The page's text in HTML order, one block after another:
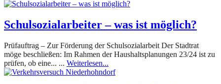
Schulsozialarbeiter – was ist möglich?
Prüfauftrag – Zur Förderung der Schulsozialarbeit Der Stadtrat
möge beschließen: Im Rahmen der Haushaltsplanungen 23/24 ist zu
prüfen, ob eine... ... Weiterlesen...